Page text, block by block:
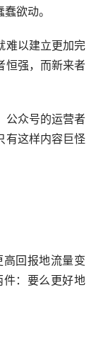
欲动。
难以建立更加完
恒强，而新来者
公众号的运营者
有这样内容巨怪
回报地流量变
件：要么更好地